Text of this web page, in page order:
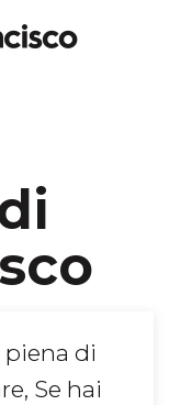
piena di
Se hai